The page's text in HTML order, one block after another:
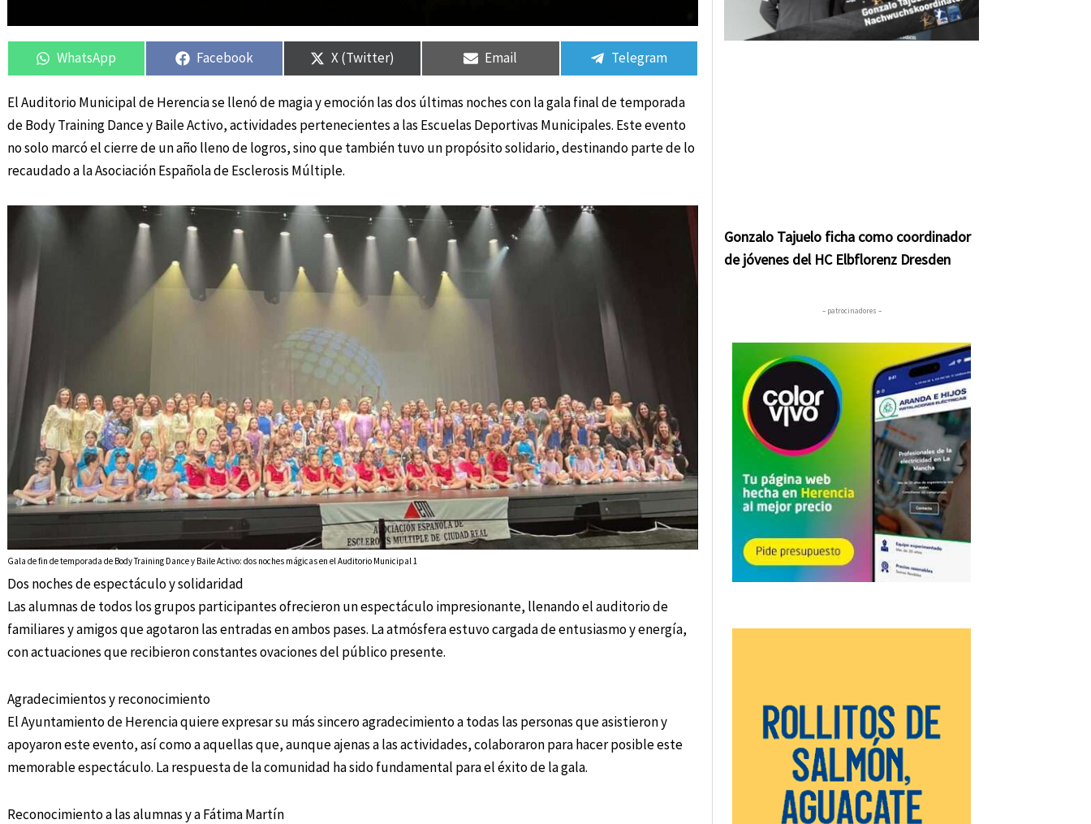
Compartir
en
WhatsApp
Compartir
en
Facebook
Compartir
en
X (Twitter)
Compartir
en
Email
Compartir
en
Telegram
El Auditorio Municipal de Herencia se llenó de magia y emoción las dos últimas noches con la gala final de temporada
de Body Training Dance y Baile Activo, actividades pertenecientes a las Escuelas Deportivas Municipales. Este evento
no solo marcó el cierre de un año lleno de logros, sino que también tuvo un propósito solidario, destinando parte de lo
recaudado a la Asociación Española de Esclerosis Múltiple.
Gala de fin de temporada de Body Training Dance y Baile Activo: dos noches mágicas en el Auditorio Municipal 1
Dos noches de espectáculo y solidaridad
Las alumnas de todos los grupos participantes ofrecieron un espectáculo impresionante, llenando el auditorio de
familiares y amigos que agotaron las entradas en ambos pases. La atmósfera estuvo cargada de entusiasmo y energía,
con actuaciones que recibieron constantes ovaciones del público presente.
Agradecimientos y reconocimiento
El Ayuntamiento de Herencia quiere expresar su más sincero agradecimiento a todas las personas que asistieron y
apoyaron este evento, así como a aquellas que, aunque ajenas a las actividades, colaboraron para hacer posible este
memorable espectáculo. La respuesta de la comunidad ha sido fundamental para el éxito de la gala.
Reconocimiento a las alumnas y a Fátima Martín
Compartir
en
Compartir
en
Compartir
en
Compartir
en
Compartir
en
Gonzalo Tajuelo ficha como coordinador
de jóvenes del HC Elbflorenz Dresden
– patrocinadores –